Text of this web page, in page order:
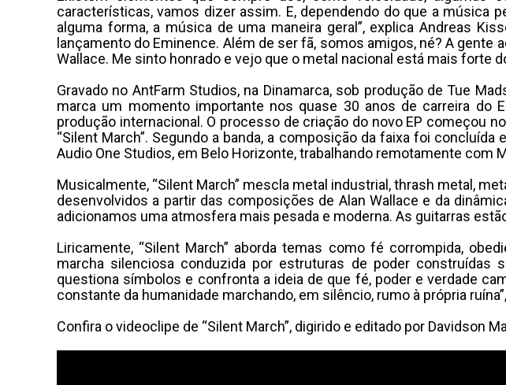
características, vamos dizer assim. E, dependendo do que a música
alguma forma, a música de uma maneira geral”, explica Andreas
lançamento do Eminence. Além de ser fã, somos amigos, né? A
Wallace. Me sinto honrado e vejo que o metal nacional está mais forte
Gravado no AntFarm Studios, na Dinamarca, sob produção de Tue
marca um momento importante nos quase 30 anos de carreira do
produção internacional. O processo de criação do novo EP começou
“Silent March”. Segundo a banda, a composição da faixa foi
Audio One Studios, em Belo Horizonte, trabalhando remotamente com
Musicalmente, “Silent March” mescla metal industrial, thrash metal,
desenvolvidos a partir das composições de Alan Wallace e da
adicionamos uma atmosfera mais pesada e moderna. As guitarras
Liricamente, “Silent March” aborda temas como fé corrompida,
marcha silenciosa conduzida por estruturas de poder construídas
questiona símbolos e confronta a ideia de que fé, poder e verdade
constante da humanidade marchando, em silêncio, rumo à própria
Confira o videoclipe de “Silent March”, digirido e editado por Davidson